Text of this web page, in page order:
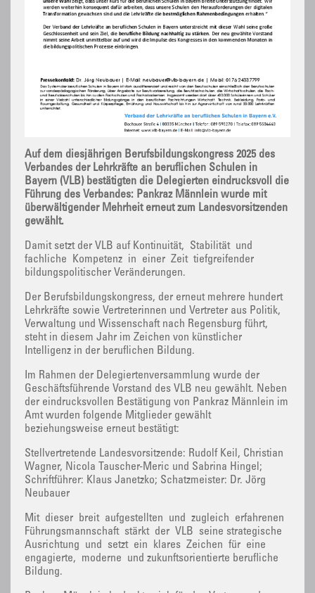
Auf dem diesjährigen Berufsbildungskongress 2025 des
Verbandes der Lehrkräfte an beruflichen Schulen in
Bayern (VLB) bestätigten die Delegierten eindrucksvoll die
Führung des Verbandes: Pankraz Männlein wurde mit
überwältigender Mehrheit erneut zum Landesvorsitzenden
gewählt.
Damit setzt der VLB auf Kontinuität, Stabilität und
fachliche Kompetenz in einer Zeit tiefgreifender
bildungspolitischer Veränderungen.
Der Berufsbildungskongress, der erneut mehrere hundert
Lehrkräfte sowie Vertreterinnen und Vertreter aus Politik,
Verwaltung und Wissenschaft nach Regensburg führt,
steht in diesem Jahr im Zeichen von künstlicher
Intelligenz in der beruflichen Bildung.
Im Rahmen der Delegiertenversammlung wurde der
Geschäftsführende Vorstand des VLB neu gewählt. Neben
der eindrucksvollen Bestätigung von Pankraz Männlein im
Amt wurden folgende Mitglieder gewählt
beziehungsweise erneut bestätigt:
Stellvertretende Landesvorsitzende: Rudolf Keil, Christian
Wagner, Nicola Tauscher-Meric und Sabrina Hingel;
Schriftführer: Klaus Janetzko; Schatzmeister: Dr. Jörg
Neubauer
Mit dieser breit aufgestellten und zugleich erfahrenen
Führungsmannschaft stärkt der VLB seine strategische
Ausrichtung und setzt ein klares Zeichen für eine
engagierte, moderne und zukunftsorientierte berufliche
Bildung.